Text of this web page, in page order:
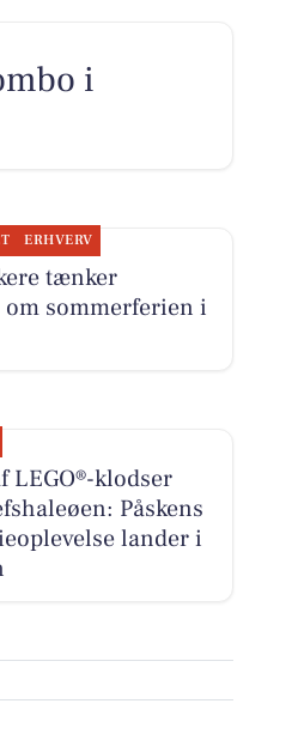
i
ERHVERV
tænker
om sommerferien i
klodser
Påskens
lander i